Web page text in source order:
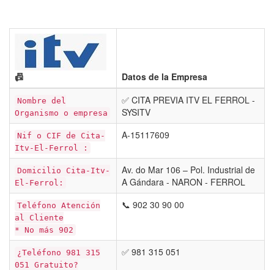
📠 Datos de la Empresa
Nombre del
Organismo o empresa
✅ CITA PREVIA ITV EL FERROL -
SYSITV
Nif o CIF de Cita-
Itv-El-Ferrol :
A-15117609
Domicilio Cita-Itv-
El-Ferrol:
Av. do Mar 106 – Pol. Industrial de
A Gándara - NARON - FERROL
Teléfono Atención
al Cliente
* No más 902
📞 902 30 90 00
¿Teléfono 981 315
051 Gratuito?
✅ 981 315 051